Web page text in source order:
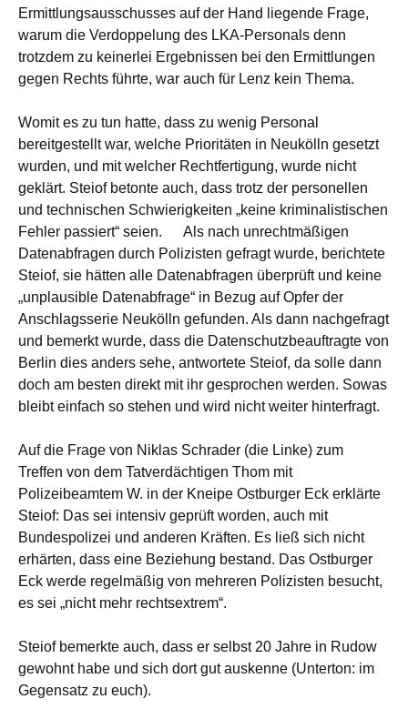
Ermittlungsausschusses auf der Hand liegende Frage,
warum die Verdoppelung des LKA-Personals denn
trotzdem zu keinerlei Ergebnissen bei den Ermittlungen
gegen Rechts führte, war auch für Lenz kein Thema.
Womit es zu tun hatte, dass zu wenig Personal
bereitgestellt war, welche Prioritäten in Neukölln gesetzt
wurden, und mit welcher Rechtfertigung, wurde nicht
geklärt. Steiof betonte auch, dass trotz der personellen
und technischen Schwierigkeiten „keine kriminalistischen
Fehler passiert“ seien. Als nach unrechtmäßigen
Datenabfragen durch Polizisten gefragt wurde, berichtete
Steiof, sie hätten alle Datenabfragen überprüft und keine
„unplausible Datenabfrage“ in Bezug auf Opfer der
Anschlagsserie Neukölln gefunden. Als dann nachgefragt
und bemerkt wurde, dass die Datenschutzbeauftragte von
Berlin dies anders sehe, antwortete Steiof, da solle dann
doch am besten direkt mit ihr gesprochen werden. Sowas
bleibt einfach so stehen und wird nicht weiter hinterfragt.
Auf die Frage von Niklas Schrader (die Linke) zum
Treffen von dem Tatverdächtigen Thom mit
Polizeibeamtem W. in der Kneipe Ostburger Eck erklärte
Steiof: Das sei intensiv geprüft worden, auch mit
Bundespolizei und anderen Kräften. Es ließ sich nicht
erhärten, dass eine Beziehung bestand. Das Ostburger
Eck werde regelmäßig von mehreren Polizisten besucht,
es sei „nicht mehr rechtsextrem“.
Steiof bemerkte auch, dass er selbst 20 Jahre in Rudow
gewohnt habe und sich dort gut auskenne (Unterton: im
Gegensatz zu euch).